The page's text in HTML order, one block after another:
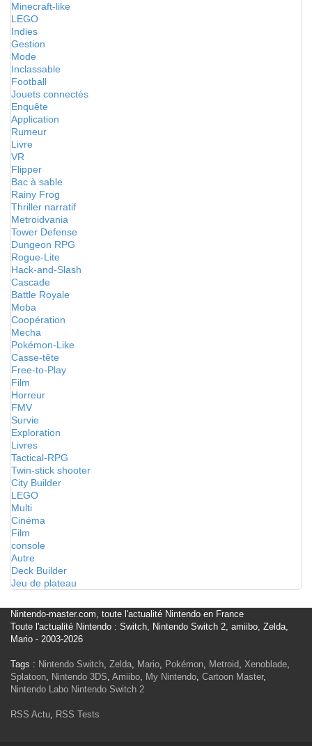
Minecraft-like
LEGO
Indies
Gestion
Mode
Inclassable
Football
Jouets connectés
Enquête
Application
Rumeur
Livre
VR
Flipper
Bac à sable
Rainy Frog
Thriller narratif
Metroidvania
Tower Defense
Dungeon RPG
Rogue-Lite
Hack-and-Slash
Cascade
Battle Royale
Moba
Coopération
Mecha
Pokémon-Like
Casse-tête
Free-to-Play
Film
Horreur
FMV
Survie
Exploration
Livres
Tactical-RPG
Twin-stick shooter
City Builder
LEGO
Multi
Cinéma
Film
console
Autre
Deck Builder
Jeu de plateau
Nintendo-master.com, toute l'actualité Nintendo en France
Toute l'actualité Nintendo : Switch, Nintendo Switch 2, amiibo, Zelda,
Mario - 2003-2026
Tags : Nintendo Switch, Zelda, Mario, Pokémon, Metroid, Xenoblade,
Splatoon, Nintendo 3DS, Amiibo, My Nintendo, Cartoon Master,
Nintendo Labo Nintendo Switch 2
RSS Actu, RSS Tests